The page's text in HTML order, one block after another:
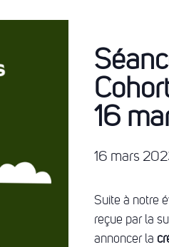
16
16 mars
Suite à notre
reçue par la
annoncer la